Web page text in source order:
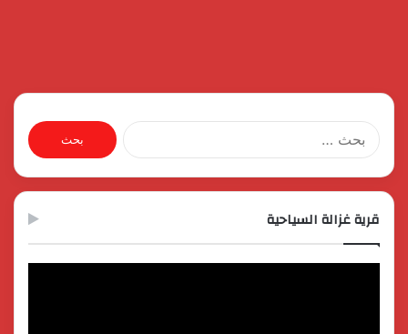
البحث
عن:
قرية غزالة السياحية